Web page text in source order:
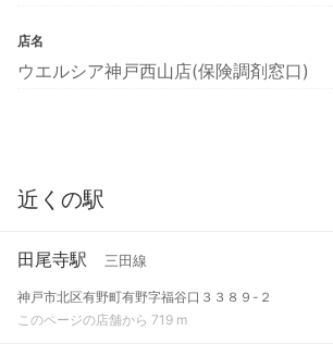
店名
ウエルシア神戸西山店(保険調剤窓口)
近くの駅
田尾寺駅 三田線
神戸市北区有野町有野字福谷口３３８９-２
このページの店舗から 719 m